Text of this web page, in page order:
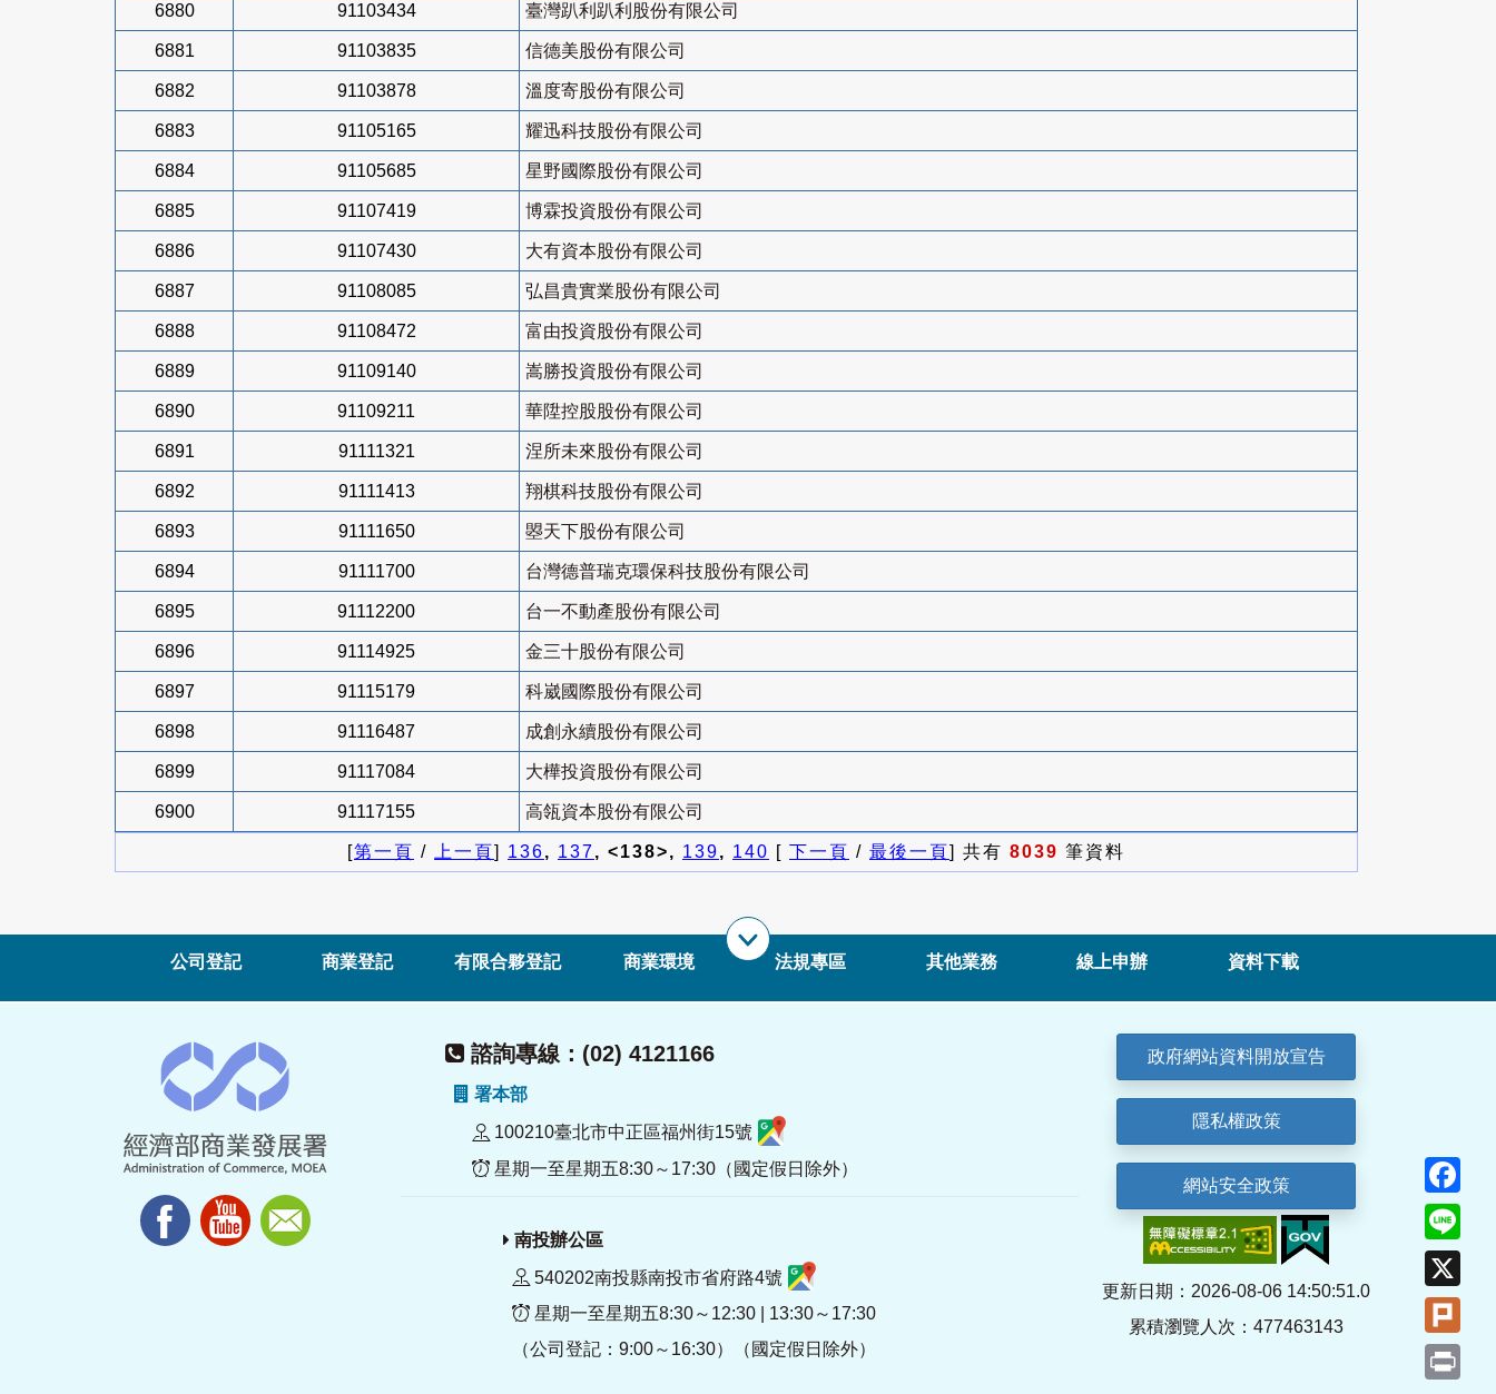
6880 91103434 臺灣趴利趴利股份有限公司
6881 91103835 信德美股份有限公司
6882 91103878 溫度寄股份有限公司
6883 91105165 耀迅科技股份有限公司
6884 91105685 星野國際股份有限公司
6885 91107419 博霖投資股份有限公司
6886 91107430 大有資本股份有限公司
6887 91108085 弘昌貴實業股份有限公司
6888 91108472 富由投資股份有限公司
6889 91109140 嵩勝投資股份有限公司
6890 91109211 華陞控股股份有限公司
6891 91111321 涅所未來股份有限公司
6892 91111413 翔棋科技股份有限公司
6893 91111650 曌天下股份有限公司
6894 91111700 台灣德普瑞克環保科技股份有限公司
6895 91112200 台一不動產股份有限公司
6896 91114925 金三十股份有限公司
6897 91115179 科崴國際股份有限公司
6898 91116487 成創永續股份有限公司
6899 91117084 大樺投資股份有限公司
6900 91117155 高瓴資本股份有限公司
[第一頁 / 上一頁] 136, 137, <138>, 139, 140 [ 下一頁 / 最後一頁] 共有 8039 筆資料
公司登記 商業登記 有限合夥登記 商業環境 法規專區 其他業務 線上申辦 資料下載
諮詢專線：(02) 4121166
署本部
100210臺北市中正區福州街15號
星期一至星期五8:30～17:30（國定假日除外）
南投辦公區
540202南投縣南投市省府路4號
星期一至星期五8:30～12:30 | 13:30～17:30
（公司登記：9:00～16:30）（國定假日除外）
政府網站資料開放宣告
隱私權政策
網站安全政策
更新日期：2026-08-06 14:50:51.0
累積瀏覽人次：477463143